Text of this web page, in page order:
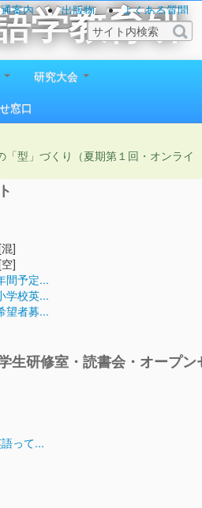
学教育研
年創立
案内 出版物
よくある質問
研究大会
窓口
型」づくり（夏期第１回・オンライ
[混]
[空]
間予定...
学校英...
望者募...
生研修室・読書会・オープン
って...